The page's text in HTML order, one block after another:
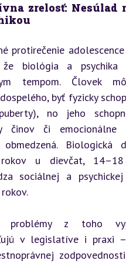
zrelosť: Nesúlad
protirečenie
biológia a psychika
tempom. Človek
byť fyzicky
no jeho
činov či emocionálne
obmedzená. Biologická
u dievčat,
sociálnej a
problémy z toho
v legislatíve i praxi